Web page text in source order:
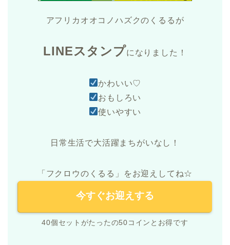
アフリカオオコノハズクのくるるが
LINEスタンプになりました！
かわいい♡
おもしろい
使いやすい
日常生活で大活躍まちがいなし！
「フクロウのくるる」をお迎えしてね☆
今すぐお迎えする
40個セットがたったの50コインとお得です